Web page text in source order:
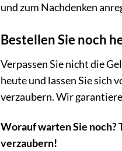
und zum Nachdenken
Bestellen Sie noch
Verpassen Sie nicht die
heute und lassen Sie sich
verzaubern. Wir
Worauf warten Sie noch?
verzaubern!